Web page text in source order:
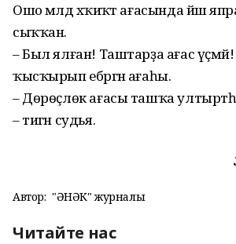
Ошо мәлдә хәҡиҡәт ағасында йәш
сыҡҡан.
– Был ялған! Таштарҙа ағас
ҡысҡырып ебәргән ағаһы.
– Дөрөҫлөк ағасы ташҡа
– тигән судья.
Автор: "ҺӘНӘК" журналы
Читайте нас